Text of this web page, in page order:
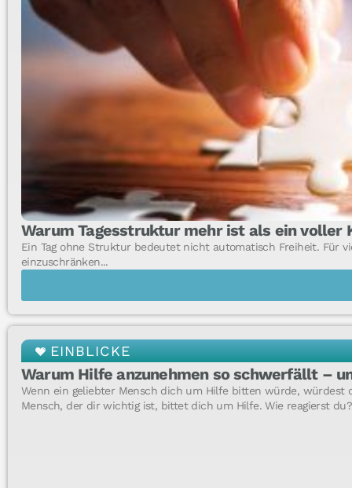
Warum Tagesstruktur mehr ist als ein voller
Ein Tag ohne Struktur bedeutet nicht automatisch Freiheit. Für
einzuschränken...
EINBLICKE
Warum Hilfe anzunehmen so schwerfällt –
Wenn ein geliebter Mensch dich um Hilfe bitten würde, würdest
Mensch, der dir wichtig ist, bittet dich um Hilfe. Wie reagierst